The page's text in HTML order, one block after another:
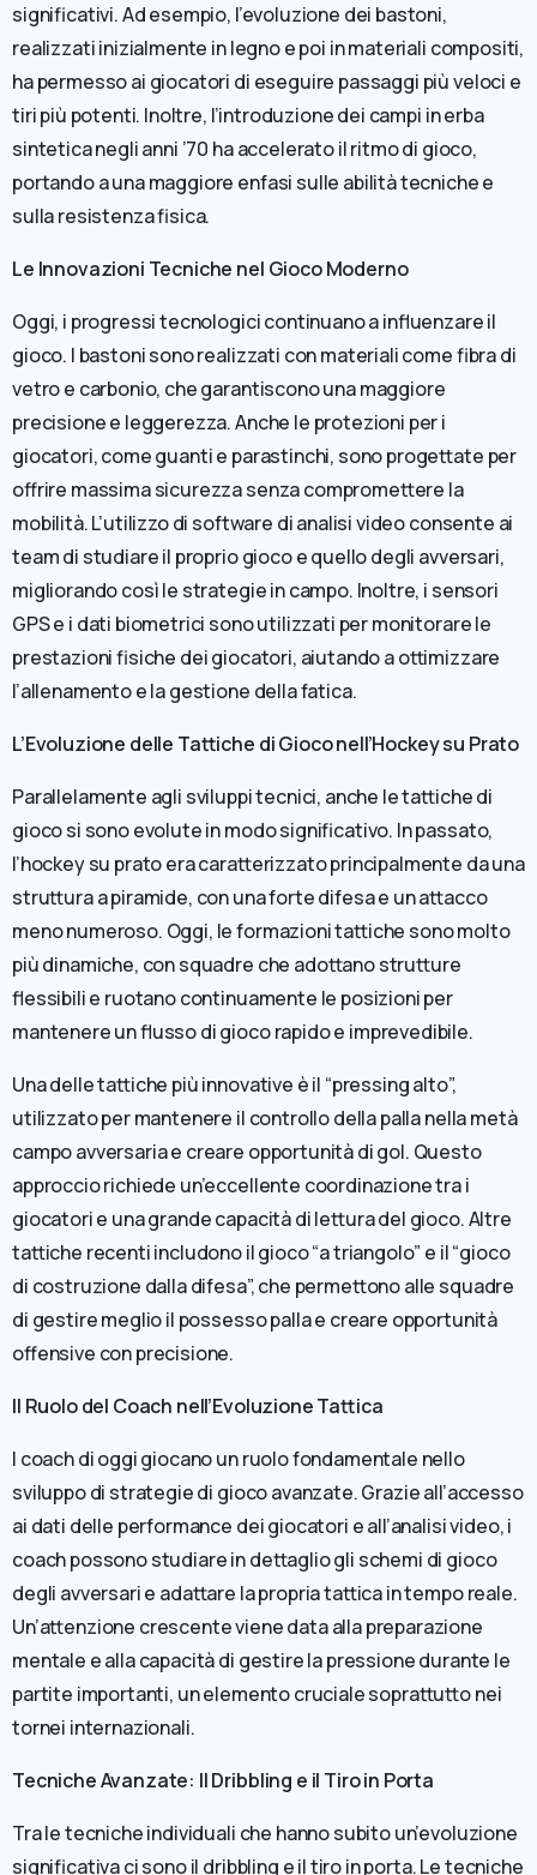
significativi. Ad esempio, l’evoluzione dei bastoni,
realizzati inizialmente in legno e poi in materiali compositi,
ha permesso ai giocatori di eseguire passaggi più veloci e
tiri più potenti. Inoltre, l’introduzione dei campi in erba
sintetica negli anni ’70 ha accelerato il ritmo di gioco,
portando a una maggiore enfasi sulle abilità tecniche e
sulla resistenza fisica.
Le Innovazioni Tecniche nel Gioco Moderno
Oggi, i progressi tecnologici continuano a influenzare il
gioco. I bastoni sono realizzati con materiali come fibra di
vetro e carbonio, che garantiscono una maggiore
precisione e leggerezza. Anche le protezioni per i
giocatori, come guanti e parastinchi, sono progettate per
offrire massima sicurezza senza compromettere la
mobilità. L’utilizzo di software di analisi video consente ai
team di studiare il proprio gioco e quello degli avversari,
migliorando così le strategie in campo. Inoltre, i sensori
GPS e i dati biometrici sono utilizzati per monitorare le
prestazioni fisiche dei giocatori, aiutando a ottimizzare
l’allenamento e la gestione della fatica.
L’Evoluzione delle Tattiche di Gioco nell’Hockey su Prato
Parallelamente agli sviluppi tecnici, anche le tattiche di
gioco si sono evolute in modo significativo. In passato,
l’hockey su prato era caratterizzato principalmente da una
struttura a piramide, con una forte difesa e un attacco
meno numeroso. Oggi, le formazioni tattiche sono molto
più dinamiche, con squadre che adottano strutture
flessibili e ruotano continuamente le posizioni per
mantenere un flusso di gioco rapido e imprevedibile.
Una delle tattiche più innovative è il “pressing alto”,
utilizzato per mantenere il controllo della palla nella metà
campo avversaria e creare opportunità di gol. Questo
approccio richiede un’eccellente coordinazione tra i
giocatori e una grande capacità di lettura del gioco. Altre
tattiche recenti includono il gioco “a triangolo” e il “gioco
di costruzione dalla difesa”, che permettono alle squadre
di gestire meglio il possesso palla e creare opportunità
offensive con precisione.
Il Ruolo del Coach nell’Evoluzione Tattica
I coach di oggi giocano un ruolo fondamentale nello
sviluppo di strategie di gioco avanzate. Grazie all’accesso
ai dati delle performance dei giocatori e all’analisi video, i
coach possono studiare in dettaglio gli schemi di gioco
degli avversari e adattare la propria tattica in tempo reale.
Un’attenzione crescente viene data alla preparazione
mentale e alla capacità di gestire la pressione durante le
partite importanti, un elemento cruciale soprattutto nei
tornei internazionali.
Tecniche Avanzate: Il Dribbling e il Tiro in Porta
Tra le tecniche individuali che hanno subito un’evoluzione
significativa ci sono il dribbling e il tiro in porta. Le tecniche